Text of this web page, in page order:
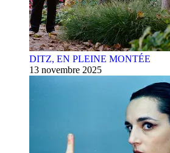
DITZ, EN PLEINE MONTÉE
13 novembre 2025